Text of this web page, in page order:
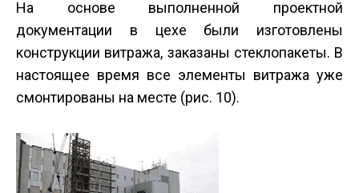
На основе выполненной проектной
документации в цехе были изготовлены
конструкции витража, заказаны стеклопакеты. В
настоящее время все элементы витража уже
смонтированы на месте (рис. 10).